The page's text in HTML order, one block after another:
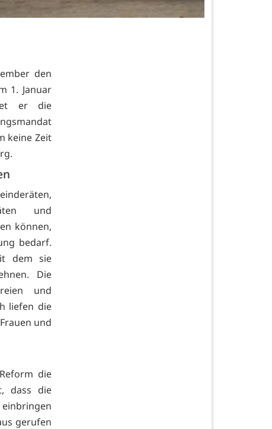
den
1. Januar
er die
keine Zeit
und
können,
bedarf.
dem sie
Die
und
liefen die
und
die
dass die
gerufen